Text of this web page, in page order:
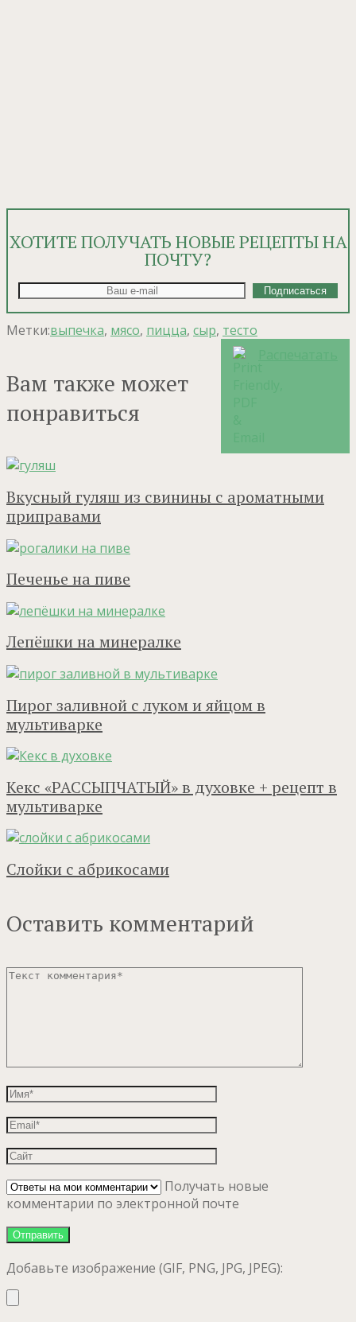
ХОТИТЕ ПОЛУЧАТЬ НОВЫЕ РЕЦЕПТЫ НА
ПОЧТУ?
Метки:выпечка, мясо, пицца, сыр, тесто
Вам также может
понравиться
Вкусный гуляш из свинины с ароматными
приправами
Печенье на пиве
Лепёшки на минералке
Пирог заливной с луком и яйцом в
мультиварке
Кекс «РАССЫПЧАТЫЙ» в духовке + рецепт в
мультиварке
Слойки с абрикосами
Оставить комментарий
Получать новые
комментарии по электронной почте
Добавьте изображение (GIF, PNG, JPG, JPEG):